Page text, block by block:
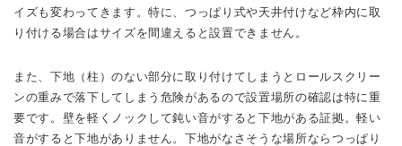
イズも変わってきます。特に、つっぱり式や天井付けなど枠内に取
り付ける場合はサイズを間違えると設置できません。
また、下地（柱）のない部分に取り付けてしまうとロールスクリー
ンの重みで落下してしまう危険があるので設置場所の確認は特に重
要です。壁を軽くノックして鈍い音がすると下地がある証拠。軽い
音がすると下地がありません。下地がなさそうな場所ならつっぱり